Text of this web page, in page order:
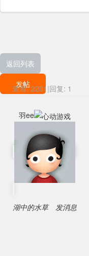
返回列表
发帖
查看: 2201 |回复: 1
羽ee
湖中的水草 发消息